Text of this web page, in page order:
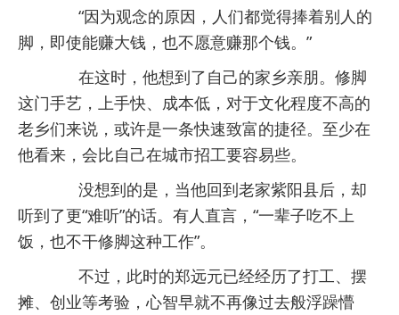
“因为观念的原因，人们都觉得捧着别人的
脚，即使能赚大钱，也不愿意赚那个钱。”
在这时，他想到了自己的家乡亲朋。修脚
这门手艺，上手快、成本低，对于文化程度不高的
老乡们来说，或许是一条快速致富的捷径。至少在
他看来，会比自己在城市招工要容易些。
没想到的是，当他回到老家紫阳县后，却
听到了更“难听”的话。有人直言，“一辈子吃不上
饭，也不干修脚这种工作”。
不过，此时的郑远元已经经历了打工、摆
摊、创业等考验，心智早就不再像过去般浮躁懵